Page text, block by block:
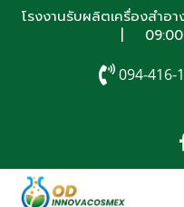
โรงงานรับผลิตเครื่องสำอ
| 09:00
094-416-